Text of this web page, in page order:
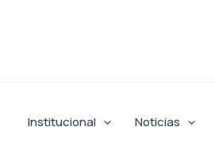
Institucional Noticias